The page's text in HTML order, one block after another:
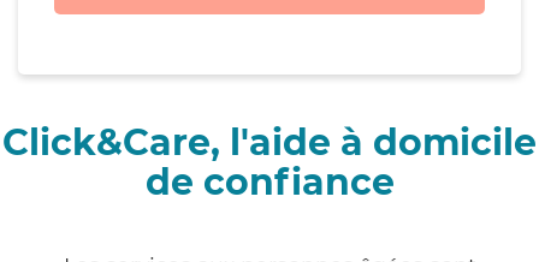
Click&Care, l'aide à domicile
de confiance